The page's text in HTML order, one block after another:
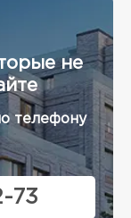
не
телефону
73